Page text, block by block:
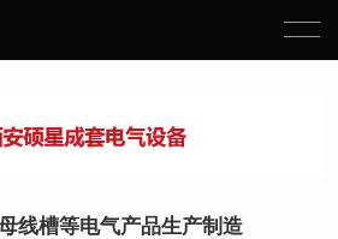
线槽等电气产品生产制造